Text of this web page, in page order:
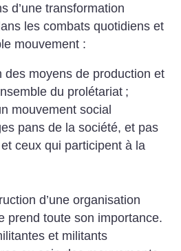
d’une transformation
les combats quotidiens et
mouvement :
des moyens de production et
du prolétariat ;
mouvement social
pans de la société, et pas
ceux qui participent à la
d’une organisation
prend toute son importance.
et militants